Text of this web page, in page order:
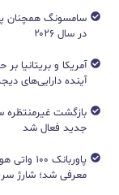
در سال ۲۰۲۶
آمریکا و بریتانیا
آینده دارایی‌های
بازگشت غیرمنتظره
جدید فعال شد
معرفی شد؛ شارژ